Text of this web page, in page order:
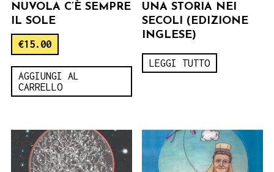
NUVOLA C’È SEMPRE
IL SOLE
€15.00
AGGIUNGI AL
CARRELLO
UNA STORIA NEI
SECOLI (EDIZIONE
INGLESE)
LEGGI TUTTO